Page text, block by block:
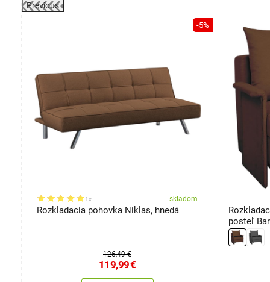
Previous
-5%
1x skladom
Rozkladacia pohovka Niklas, hnedá
126,49 €
119,99€
posteľ